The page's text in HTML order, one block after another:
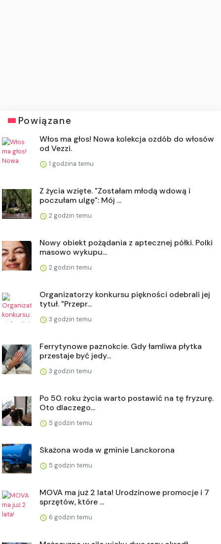
Powiązane
Włos ma głos! Nowa kolekcja ozdób do włosów
od Vezzi.
1 godzina temu
Z życia wzięte. "Zostałam młodą wdową i
poczułam ulgę": Mój ...
2 godzin temu
Nowy obiekt pożądania z aptecznej półki. Polki
masowo wykupu...
2 godzin temu
Organizatorzy konkursu piękności odebrali jej
tytuł. "Przepr...
3 godzin temu
Ferrytynowe paznokcie. Gdy łamliwa płytka
przestaje być jedy...
3 godzin temu
Po 50. roku życia warto postawić na tę fryzurę.
Oto dlaczego...
5 godzin temu
Skażona woda w gminie Lanckorona
5 godzin temu
MOVA ma już 2 lata! Urodzinowe promocje i 7
sprzętów, które ...
6 godzin temu